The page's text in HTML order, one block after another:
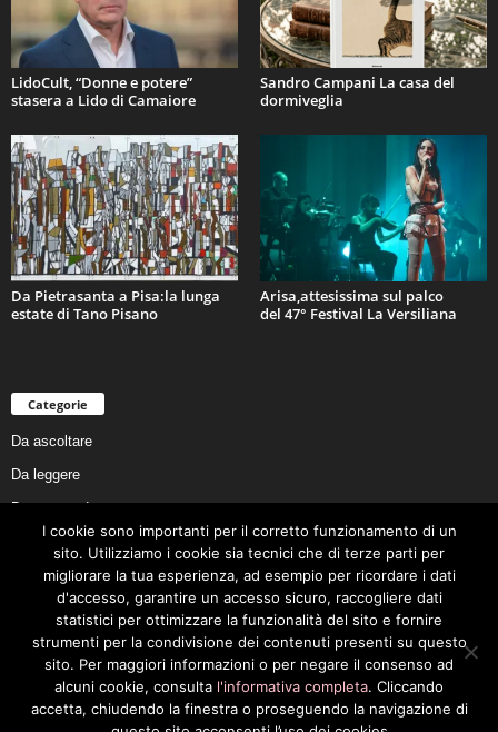
LidoCult, “Donne e potere”
stasera a Lido di Camaiore
Sandro Campani La casa del
dormiveglia
Da Pietrasanta a Pisa:la lunga
estate di Tano Pisano
Arisa,attesissima sul palco
del 47° Festival La Versiliana
Categorie
Da ascoltare
Da leggere
Da non perdere
Da conoscere
Da preservare
Da vivere
Cookie Policy
I cookie sono importanti per il corretto funzionamento di un
sito. Utilizziamo i cookie sia tecnici che di terze parti per
migliorare la tua esperienza, ad esempio per ricordare i dati
d'accesso, garantire un accesso sicuro, raccogliere dati
statistici per ottimizzare la funzionalità del sito e fornire
strumenti per la condivisione dei contenuti presenti su questo
sito. Per maggiori informazioni o per negare il consenso ad
alcuni cookie, consulta l'informativa completa. Cliccando
accetta, chiudendo la finestra o proseguendo la navigazione di